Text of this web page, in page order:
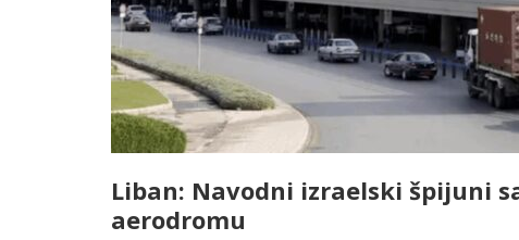
Liban: Navodni izraelski špijuni
aerodromu